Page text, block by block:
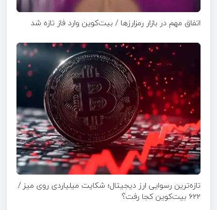
اتفاق مهم در بازار رمزارزها / بیت‌کوین وارد فاز تازه شد
تازه‌ترین رسوایی ارز دیجیتال؛ شکایت میلیاردی روی میز /
۶۲۲ بیت‌کوین کجا رفت؟